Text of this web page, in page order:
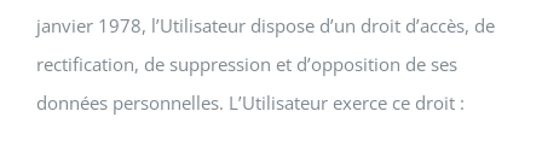
janvier 1978, l’Utilisateur dispose d’un droit d’accès, de
rectification, de suppression et d’opposition de ses
données personnelles. L’Utilisateur exerce ce droit :